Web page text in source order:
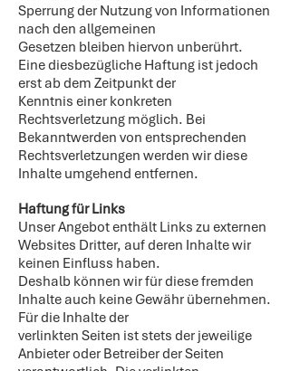
Sperrung der Nutzung von Informationen
nach den allgemeinen
Gesetzen bleiben hiervon unberührt.
Eine diesbezügliche Haftung ist jedoch
erst ab dem Zeitpunkt der
Kenntnis einer konkreten
Rechtsverletzung möglich. Bei
Bekanntwerden von entsprechenden
Rechtsverletzungen werden wir diese
Inhalte umgehend entfernen.
Haftung für Links
Unser Angebot enthält Links zu externen
Websites Dritter, auf deren Inhalte wir
keinen Einfluss haben.
Deshalb können wir für diese fremden
Inhalte auch keine Gewähr übernehmen.
Für die Inhalte der
verlinkten Seiten ist stets der jeweilige
Anbieter oder Betreiber der Seiten